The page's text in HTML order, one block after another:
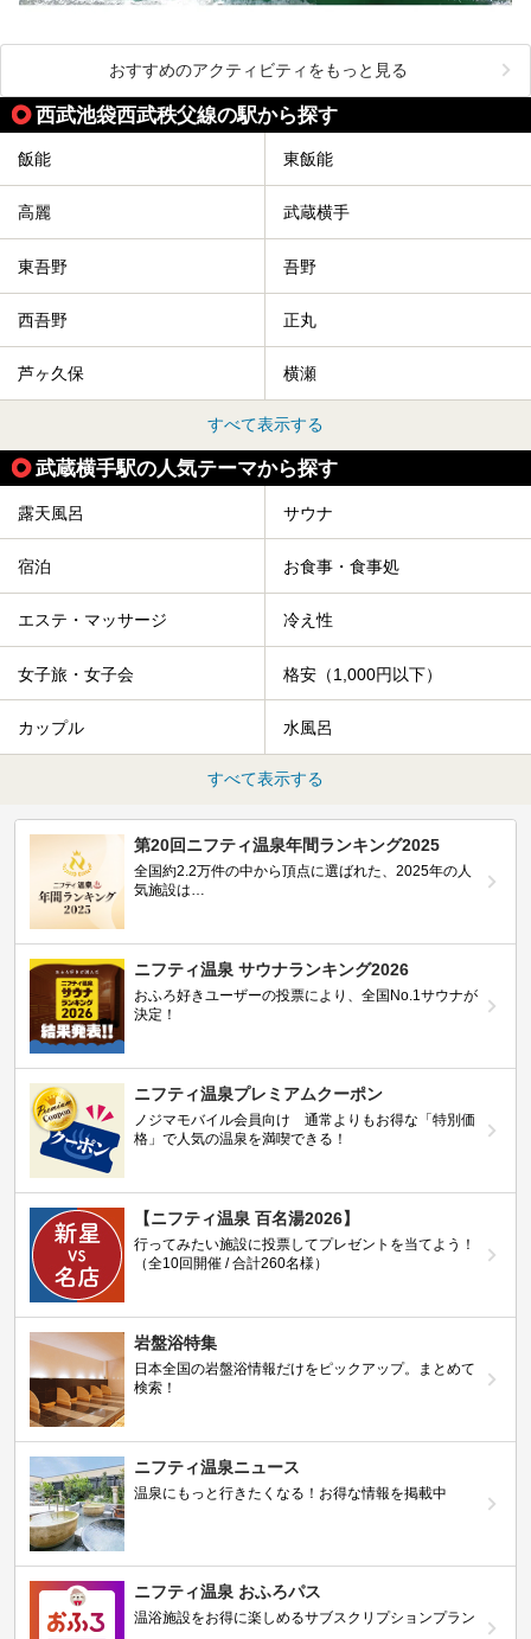
おすすめのアクティビティをもっと見る
西武池袋西武秩父線の駅から探す
飯能 東飯能
高麗 武蔵横手
東吾野 吾野
西吾野 正丸
芦ヶ久保 横瀬
すべて表示する
武蔵横手駅の人気テーマから探す
露天風呂 サウナ
宿泊 お食事・食事処
エステ・マッサージ 冷え性
女子旅・女子会 格安（1,000円以下）
カップル 水風呂
すべて表示する
第20回ニフティ温泉年間ランキング2025
全国約2.2万件の中から頂点に選ばれた、2025年の人
気施設は…
ニフティ温泉 サウナランキング2026
おふろ好きユーザーの投票により、全国No.1サウナが
決定！
ニフティ温泉プレミアムクーポン
ノジマモバイル会員向け 通常よりもお得な「特別価
格」で人気の温泉を満喫できる！
【ニフティ温泉 百名湯2026】
行ってみたい施設に投票してプレゼントを当てよう！
（全10回開催 / 合計260名様）
岩盤浴特集
日本全国の岩盤浴情報だけをピックアップ。まとめて
検索！
ニフティ温泉ニュース
温泉にもっと行きたくなる！お得な情報を掲載中
ニフティ温泉 おふろパス
温浴施設をお得に楽しめるサブスクリプションプラン